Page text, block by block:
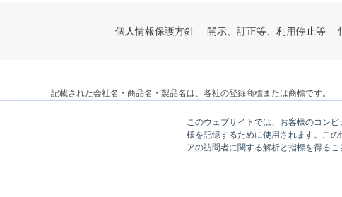
このウェブサイトでは、お客様のコン
様を記憶するために使用されます。こ
アの訪問者に関する解析と指標を得る
個人情報保護方針 開示、訂正等、利用停止等
記載された会社名・商品名・製品名は、各社の登録商標または商標です。